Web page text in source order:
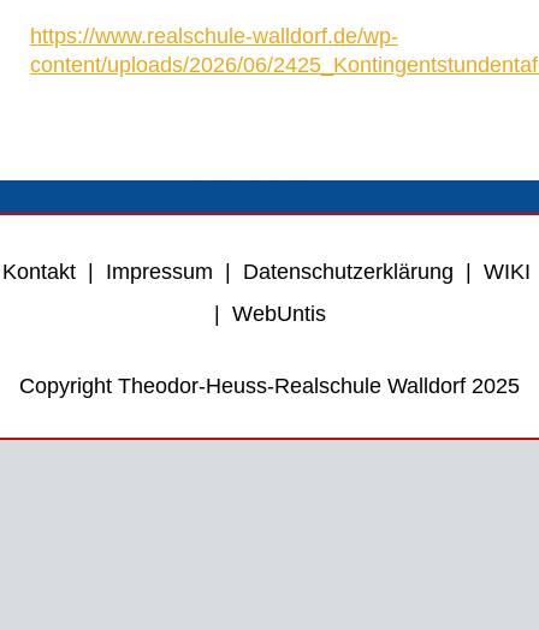
https://www.realschule-walldorf.de/wp-
content/uploads/2026/06/
Kontakt Impressum Datenschutzerklärung
WIKI
WebUntis
Copyright Theodor-Heuss-Realschule Walldorf 2025